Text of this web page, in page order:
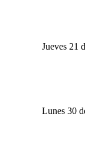
Jueves 21
Lunes 30